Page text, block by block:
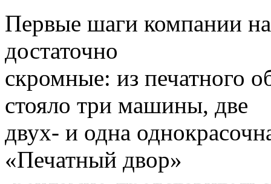
Первые шаги компании
достаточно
скромные: из печатного
стояло три машины, две
двух- и одна
«Печатный двор»